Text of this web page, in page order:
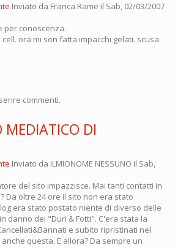
Inviato da Franca Rame il Sab, 02/03/2007
per conoscenza.
ora mi son fatta impacchi gelati. scusa
commenti.
MEDIATICO DI
Inviato da ILMIONOME NESSUNO il Sab,
del sito impazzisce. Mai tanti contatti in
Da oltre 24 ore il sito non era stato
era stato postato niente di diverso delle
danno dei "Duri & Fotti". C'era stata la
e subito ripristinati nel
questa. E allora? Da sempre un